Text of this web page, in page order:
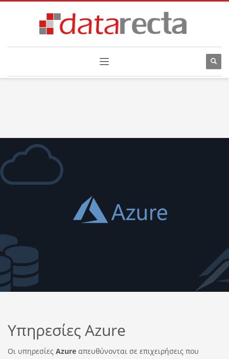
Υπηρεσίες Azure
Οι υπηρεσίες Azure απευθύνονται σε επιχειρήσεις που